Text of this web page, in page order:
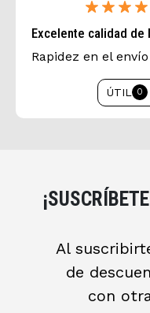
Excelente calidad de
Rapidez en el
ÚTIL 0
Al
de
con